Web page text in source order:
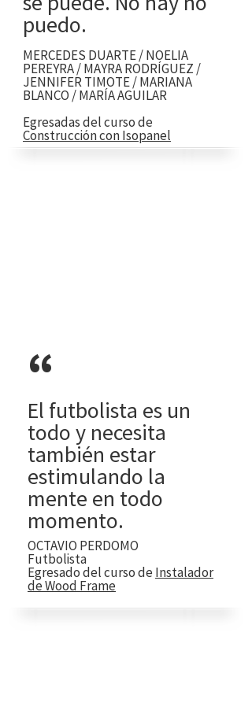
puedo.
MERCEDES DUARTE / NOELIA
PEREYRA / MAYRA RODRÍGUEZ /
JENNIFER TIMOTE / MARIANA
BLANCO / MARÍA AGUILAR
Egresadas del curso de
Construcción con Isopanel
“
El futbolista es un
todo y necesita
también estar
estimulando la
mente en todo
momento.
OCTAVIO PERDOMO
Futbolista
Egresado del curso de Instalador
de Wood Frame